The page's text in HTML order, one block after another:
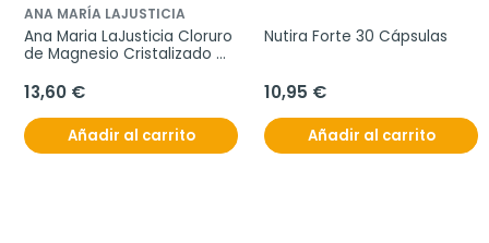
ANA MARÍA LAJUSTICIA
Ana Maria LaJusticia Cloruro
de Magnesio Cristalizado
13,60 €
Añadir al carrito
Nutira Forte 30 Cápsulas
10,95 €
Añadir al carrito